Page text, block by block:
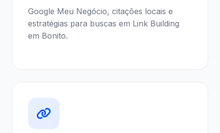
Google Meu Negócio, citações locais e
estratégias para buscas em Link Building
em Bonito.